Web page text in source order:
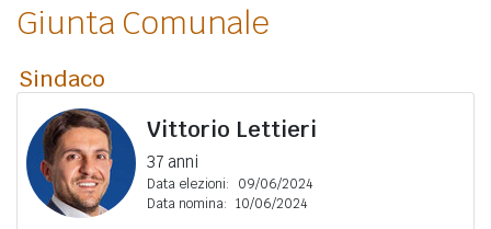
Giunta Comunale
Sindaco
Vittorio Lettieri
37 anni
Data elezioni:
09/06/2024
Data nomina: 10/06/2024